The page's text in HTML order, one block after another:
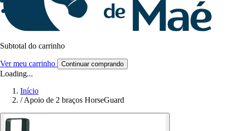
Subtotal do carrinho
Ver meu carrinho Continuar comprando
Loading...
Início
/ Apoio de 2 braços HorseGuard